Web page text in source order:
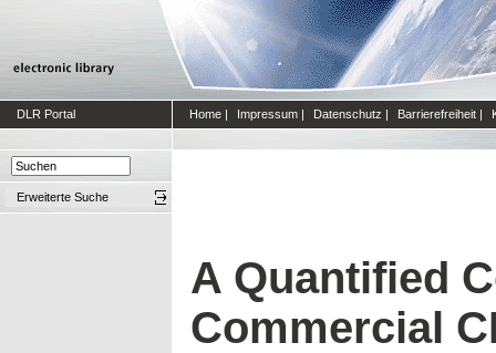
DLR Portal Home | Impressum | Datenschutz | Barrierefreiheit |
Erweiterte Suche
A Quantified
Commercial